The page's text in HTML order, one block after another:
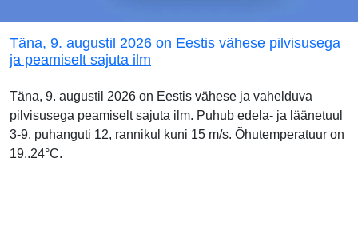
Täna, 9. augustil 2026 on Eestis vähese pilvisusega
ja peamiselt sajuta ilm
Täna, 9. augustil 2026 on Eestis vähese ja vahelduva
pilvisusega peamiselt sajuta ilm. Puhub edela- ja läänetuul
3-9, puhanguti 12, rannikul kuni 15 m/s. Õhutemperatuur on
19..24°C.